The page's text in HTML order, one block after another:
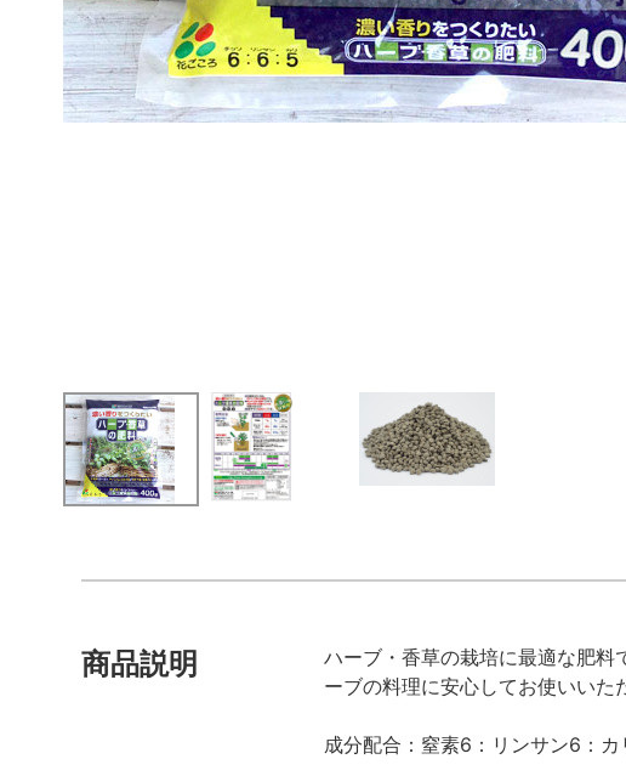
商品説明
ハーブ・香草の栽培に最適な肥料
ーブの料理に安心してお使いいた
成分配合：窒素6：リンサン6：カ